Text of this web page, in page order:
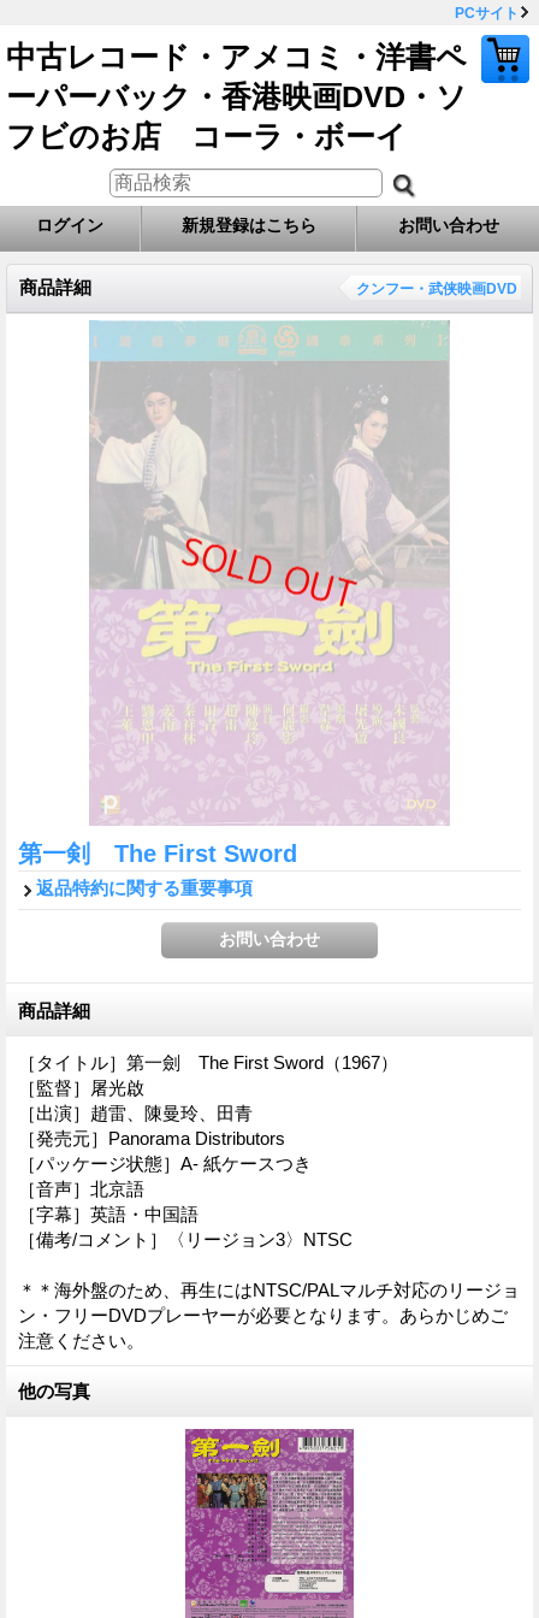
PCサイト
中古レコード・アメコミ・洋書ペ
ーパーバック・香港映画DVD・ソ
フビのお店 コーラ・ボーイ
ログイン 新規登録はこちら お問い合わせ
商品詳細 クンフー・武侠映画DVD
第一剣 The First Sword
返品特約に関する重要事項
商品詳細
［タイトル］第一劍 The First Sword（1967）
［監督］屠光啟
［出演］趙雷、陳曼玲、田青
［発売元］Panorama Distributors
［パッケージ状態］A- 紙ケースつき
［音声］北京語
［字幕］英語・中国語
［備考/コメント］〈リージョン3〉NTSC
＊＊海外盤のため、再生にはNTSC/PALマルチ対応のリージョ
ン・フリーDVDプレーヤーが必要となります。あらかじめご
注意ください。
他の写真